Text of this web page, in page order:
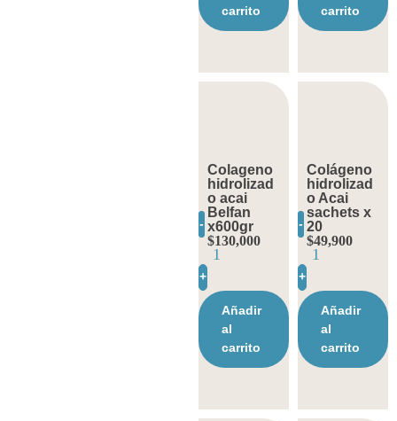
carrito
carrito
Colageno
hidrolizad
o acai
Belfan
x600gr
$130,000
-
+
Añadir
al
carrito
Colágeno
hidrolizad
o Acai
sachets x
20
$49,900
-
+
Añadir
al
carrito